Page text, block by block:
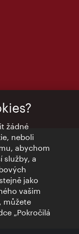
žádné
neboli
abychom
služby, a
jako
vašim
můžete
„Pokročilá